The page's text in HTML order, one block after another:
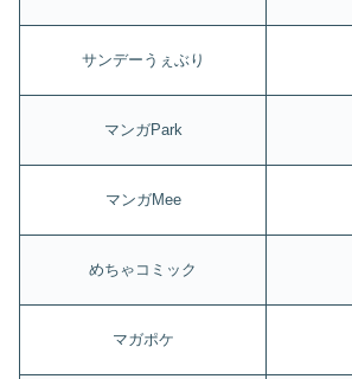
サンデーうぇぶり
マンガPark
マンガMee
めちゃコミック
マガポケ